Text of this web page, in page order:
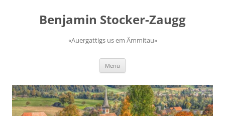
springenBenjamin Stocker-Zaugg
«Auergattigs us em Ämmitau»
Menü